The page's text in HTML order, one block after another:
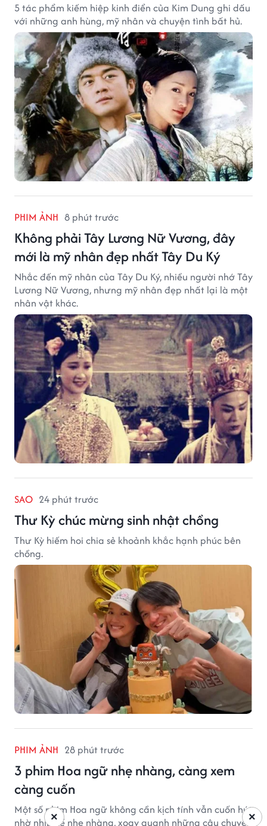
5 tác phẩm kiếm hiệp kinh điển của Kim Dung ghi dấu
với những anh hùng, mỹ nhân và chuyện tình bất hủ.
PHIM ẢNH 8 phút trước
Không phải Tây Lương Nữ Vương, đây
mới là mỹ nhân đẹp nhất Tây Du Ký
Nhắc đến mỹ nhân của Tây Du Ký, nhiều người nhớ Tây
Lương Nữ Vương, nhưng mỹ nhân đẹp nhất lại là một
nhân vật khác.
SAO 24 phút trước
Thư Kỳ chúc mừng sinh nhật chồng
Thư Kỳ hiếm hoi chia sẻ khoảnh khắc hạnh phúc bên
chồng.
PHIM ẢNH 28 phút trước
3 phim Hoa ngữ nhẹ nhàng, càng xem
càng cuốn
Một số phim Hoa ngữ không cần kịch tính vẫn cuốn hút
nhờ nhịp kể nhẹ nhàng, xoay quanh những câu chuyện×
×